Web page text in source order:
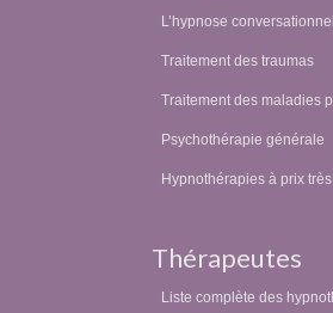
L’hypnose
Traitement des traumas
Traitement des maladies
Psychothérapie générale
Hypnothérapies à prix
Thérapeutes
Liste complète des